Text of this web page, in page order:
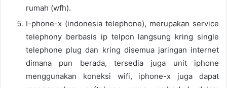
rumah (wfh).
I-phone-x (indonesia telephone), merupakan service
telephony berbasis ip telpon langsung kring single
telephone plug dan kring disemua jaringan internet
dimana pun berada, tersedia juga unit iphone
menggunakan koneksi wifi, iphone-x juga dapat